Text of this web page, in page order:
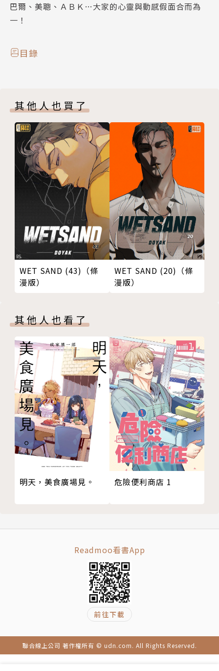
巴爾、美聰、ＡＢＫ…大家的心靈與動感假面合而為
一！
目錄
其他人也買了
WET SAND (43)（條
漫版）
WET SAND (20)（條
漫版）
其他人也看了
明天，美食廣場見。 危險便利商店 1
Readmoo看書App
前往下載
聯合線上公司 著作權所有 © udn.com. All Rights Reserved.